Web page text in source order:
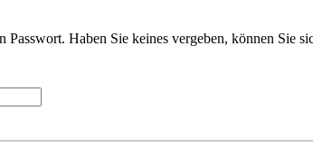
Haben Sie keines vergeben, können Sie